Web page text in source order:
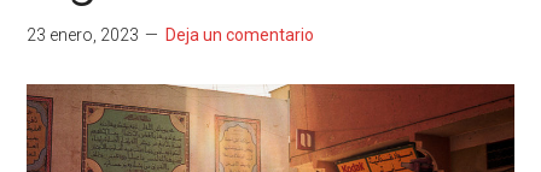
23 enero, 2023 Deja un comentario